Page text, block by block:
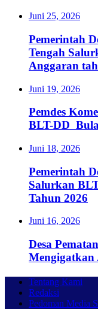
Juni 25, 2026
Pemerintah
Tengah
Anggaran
Juni 19, 2026
Pemdes
BLT-DD
Juni 18, 2026
Pemerintah
Salurkan
Tahun 2026
Juni 16, 2026
Desa
Mengigatkan
Tentang Kami
Redaksi
Pedoman Media